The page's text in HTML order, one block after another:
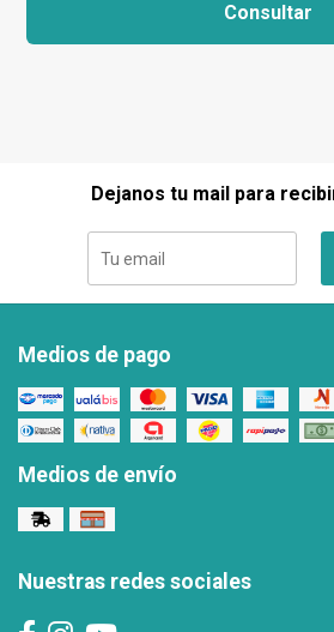
Consultar
Dejanos tu mail para
Medios de pago
Medios de envío
Nuestras redes sociales